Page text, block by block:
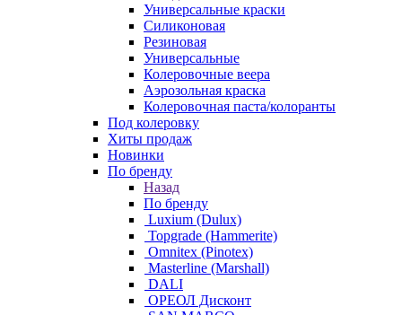
Универсальные краски
Силиконовая
Резиновая
Универсальные
Колеровочные веера
Аэрозольная краска
Колеровочная паста/колоранты
Под колеровку
Хиты продаж
Новинки
По бренду
Назад
По бренду
Luxium (Dulux)
Topgrade (Hammerite)
Omnitex (Pinotex)
Masterline (Marshall)
DALI
ОРЕОЛ Дисконт